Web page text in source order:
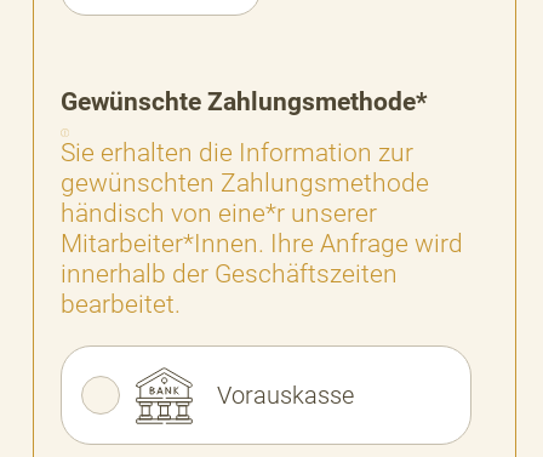
Gewünschte Zahlungsmethode*
Sie erhalten die Information zur
gewünschten Zahlungsmethode
händisch von eine*r unserer
Mitarbeiter*Innen. Ihre Anfrage wird
innerhalb der Geschäftszeiten
bearbeitet.
Vorauskasse